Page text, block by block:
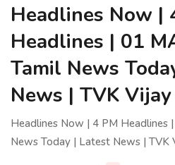
Headlines Now |
Headlines | 01
Tamil News
News | TVK Vijay
Headlines Now | 4 PM Headlines
News Today | Latest News | TVK